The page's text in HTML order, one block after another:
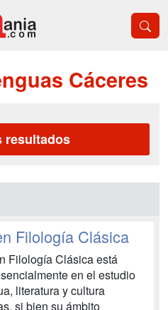
Cáceres
resultados
Filología Clásica
Filología Clásica está
en el estudio
literatura y cultura
si bien su ámbito